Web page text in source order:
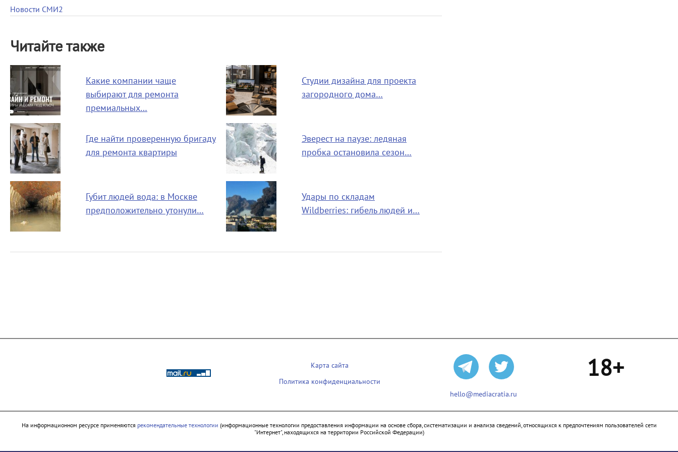
Новости СМИ2
Читайте также
Какие компании чаще
выбирают для ремонта
премиальных…
Студии дизайна для проекта
загородного дома…
Где найти проверенную бригаду
для ремонта квартиры
Эверест на паузе: ледяная
пробка остановила сезон…
Губит людей вода: в Москве
предположительно утонули…
Удары по складам
Wildberries: гибель людей и…
Карта сайта
Политика конфиденциальности
hello@mediacratia.ru
18+
На информационном ресурсе применяются рекомендательные технологии (информационные технологии предоставления информации на основе сбора, систематизации и анализа сведений, относящихся к предпочтениям пользователей сети
"Интернет", находящихся на территории Российской Федерации)